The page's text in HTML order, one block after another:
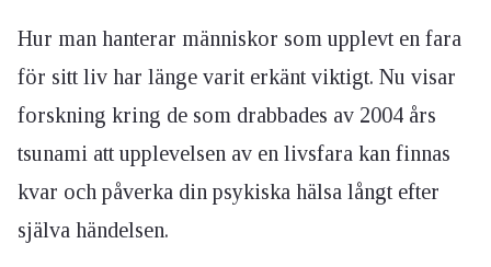
Hur man hanterar människor som upplevt en fara
för sitt liv har länge varit erkänt viktigt. Nu visar
forskning kring de som drabbades av 2004 års
tsunami att upplevelsen av en livsfara kan finnas
kvar och påverka din psykiska hälsa långt efter
själva händelsen.